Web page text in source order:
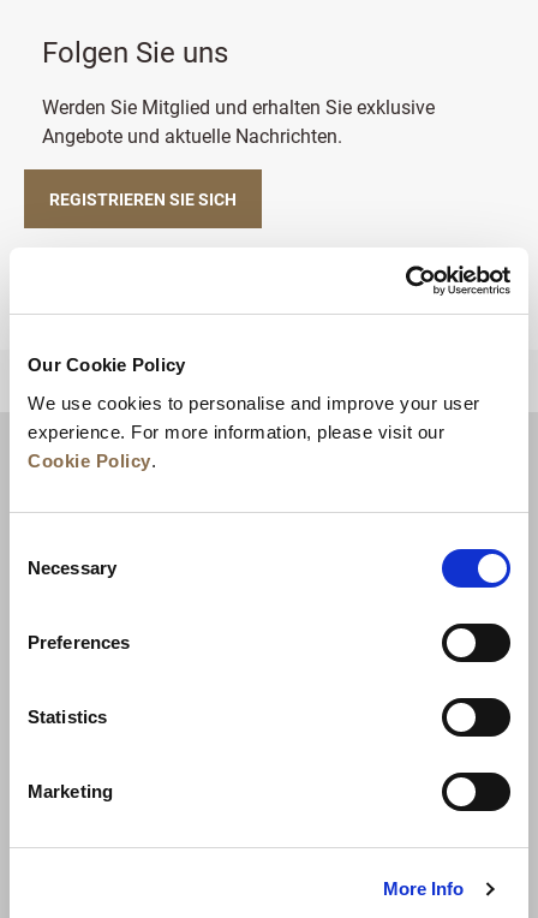
Our Cookie Policy
We use cookies to personalise and improve your user
experience. For more information, please visit our
Cookie Policy.
Selection
Necessary
Preferences
Statistics
Marketing
More Info
Folgen Sie uns
Werden Sie Mitglied und erhalten Sie exklusive
Angebote und aktuelle Nachrichten.
REGISTRIEREN SIE SICH
Neuigkeiten